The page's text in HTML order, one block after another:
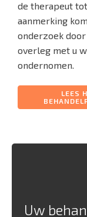
de therapeut
aanmerking
onderzoek
overleg met u
ondernomen.
LEES
Uw